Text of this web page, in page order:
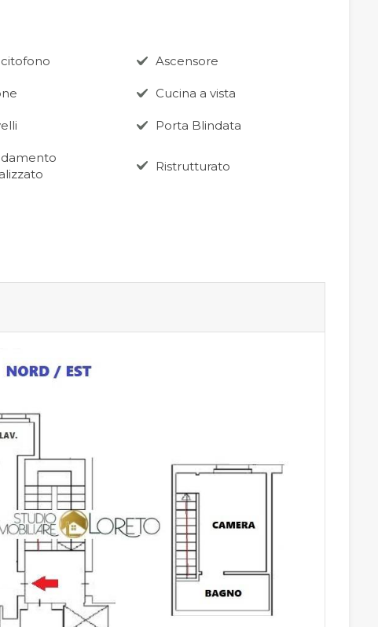
Ascensore
Cucina a vista
Porta Blindata
Ristrutturato